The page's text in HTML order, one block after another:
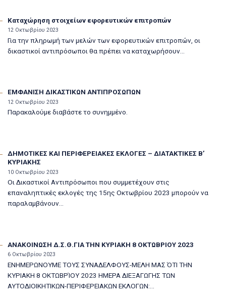
Καταχώρηση στοιχείων εφορευτικών επιτροπών
12 Οκτωβρίου 2023
Για την πληρωμή των μελών των εφορευτικών επιτροπών, οι
δικαστικοί αντιπρόσωποι θα πρέπει να καταχωρήσουν...
ΕΜΦΑΝΙΣΗ ΔΙΚΑΣΤΙΚΩΝ ΑΝΤΙΠΡΟΣΩΠΩΝ
12 Οκτωβρίου 2023
Παρακαλούμε διαβάστε το συνημμένο.
ΔΗΜΟΤΙΚΕΣ ΚΑΙ ΠΕΡΙΦΕΡΕΙΑΚΕΣ ΕΚΛΟΓΕΣ – ΔΙΑΤΑΚΤΙΚΕΣ Β’
ΚΥΡΙΑΚΗΣ
10 Οκτωβρίου 2023
Οι Δικαστικοί Αντιπρόσωποι που συμμετέχουν στις
επαναληπτικές εκλογές της 15ης Οκτωβρίου 2023 μπορούν να
παραλαμβάνουν...
ΑΝΑΚΟΙΝΩΣΗ Δ.Σ.Θ.ΓΙΑ ΤΗΝ ΚΥΡΙΑΚΗ 8 ΟΚΤΩΒΡΙΟΥ 2023
6 Οκτωβρίου 2023
ΕΝΗΜΕΡΩΝΟΥΜΕ ΤΟΥΣ ΣΥΝΑΔΕΛΦΟΥΣ-ΜΕΛΗ ΜΑΣ ΌΤΙ ΤΗΝ
ΚΥΡΙΑΚΗ 8 ΟΚΤΩΒΡΊΟΥ 2023 ΗΜΕΡΑ ΔΙΕΞΑΓΩΓΗΣ ΤΩΝ
ΑΥΤΟΔΙΟΙΚΗΤΙΚΩΝ-ΠΕΡΙΦΕΡΕΙΑΚΩΝ ΕΚΛΟΓΩΝ:...